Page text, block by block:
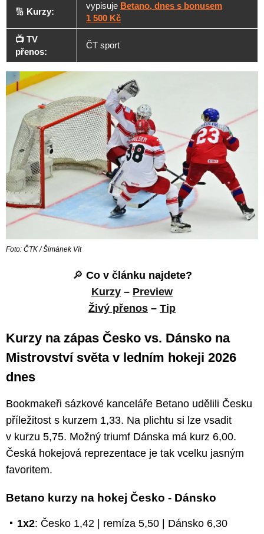
🔢 Kurzy:
vypisuje Betano, dnes s bonusem
1 500 Kč
📺 TV
přenos:
ČT sport
Foto: ČTK / Šimánek Vít
🔎 Co v článku najdete?
Kurzy – Preview
Živý přenos – Tip
Kurzy na zápas Česko vs. Dánsko na
Mistrovství světa v ledním hokeji 2026
dnes
Bookmakeři sázkové kanceláře Betano udělili Česku
příležitost s kurzem 1,33. Na plichtu si lze vsadit
v kurzu 5,75. Možný triumf Dánska má kurz 6,00.
Česká hokejová reprezentace je tak vcelku jasným
favoritem.
Betano kurzy na hokej Česko - Dánsko
1x2: Česko 1,42 | remíza 5,50 | Dánsko 6,30